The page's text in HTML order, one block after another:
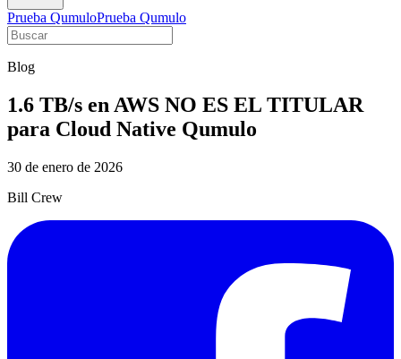
Prueba QumuloPrueba Qumulo
Blog
1.6 TB/s en AWS NO ES EL TITULAR
para Cloud Native Qumulo
30 de enero de 2026
Bill Crew